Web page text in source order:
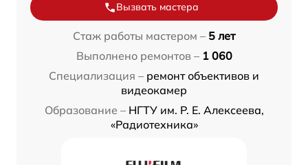
Вызвать мастера
Стаж работы мастером – 5 лет
Выполнено ремонтов – 1 060
Специализация – ремонт объективов и
видеокамер
Образование – НГТУ им. Р. Е. Алексеева,
«Радиотехника»